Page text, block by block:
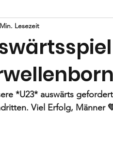
E-Jugend
Lesezeit
*U23* auswärts
Viel Erfolg, Männer